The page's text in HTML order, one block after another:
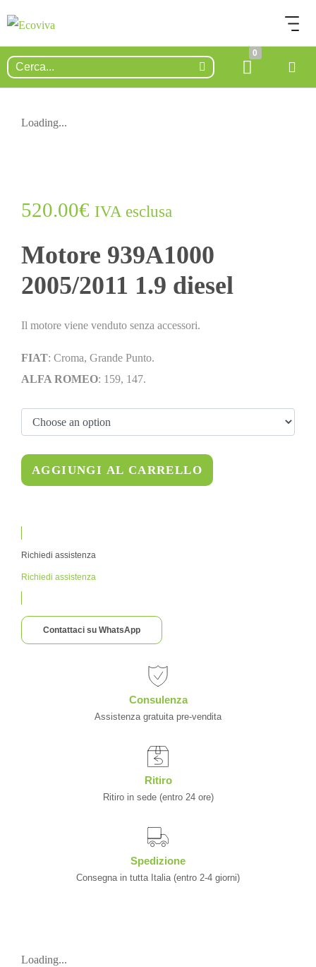
0
Loading...
520.00€ IVA esclusa
Motore 939A1000
2005/2011 1.9 diesel
Il motore viene venduto senza accessori.
FIAT: Croma, Grande Punto.
ALFA ROMEO: 159, 147.
AGGIUNGI AL CARRELLO
Richiedi assistenza
Richiedi assistenza
Contattaci su WhatsApp
Consulenza
Assistenza gratuita pre-vendita
Ritiro
Ritiro in sede (entro 24 ore)
Spedizione
Consegna in tutta Italia (entro 2-4 giorni)
Loading...